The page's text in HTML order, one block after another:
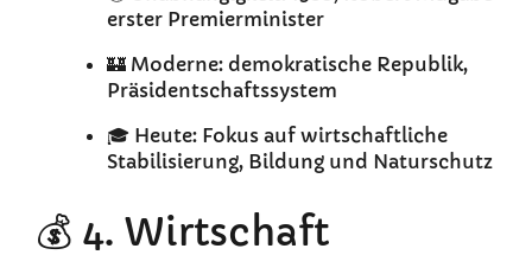
erster Premierminister
🏰 Moderne: demokratische Republik,
Präsidentschaftssystem
🎓 Heute: Fokus auf wirtschaftliche
Stabilisierung, Bildung und Naturschutz
💰 4. Wirtschaft